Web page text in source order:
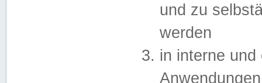
und zu
werden
in interne